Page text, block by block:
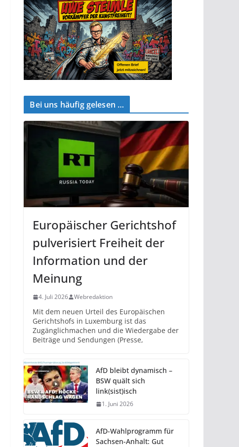
Bei uns häufig gelesen …
Europäischer Gerichtshof
pulverisiert Freiheit der
Information und der
Meinung
4. Juli 2026 Webredaktion
Mit dem neuen Urteil des Europäischen
Gerichtshofs in Luxemburg ist das
Zugänglichmachen und die Wiedergabe der
Beiträge und Sendungen (Presse,
AfD bleibt dynamisch –
BSW quält sich
link(sist)isch
1. Juni 2026
AfD-Wahlprogramm für
Sachsen-Anhalt: Gut